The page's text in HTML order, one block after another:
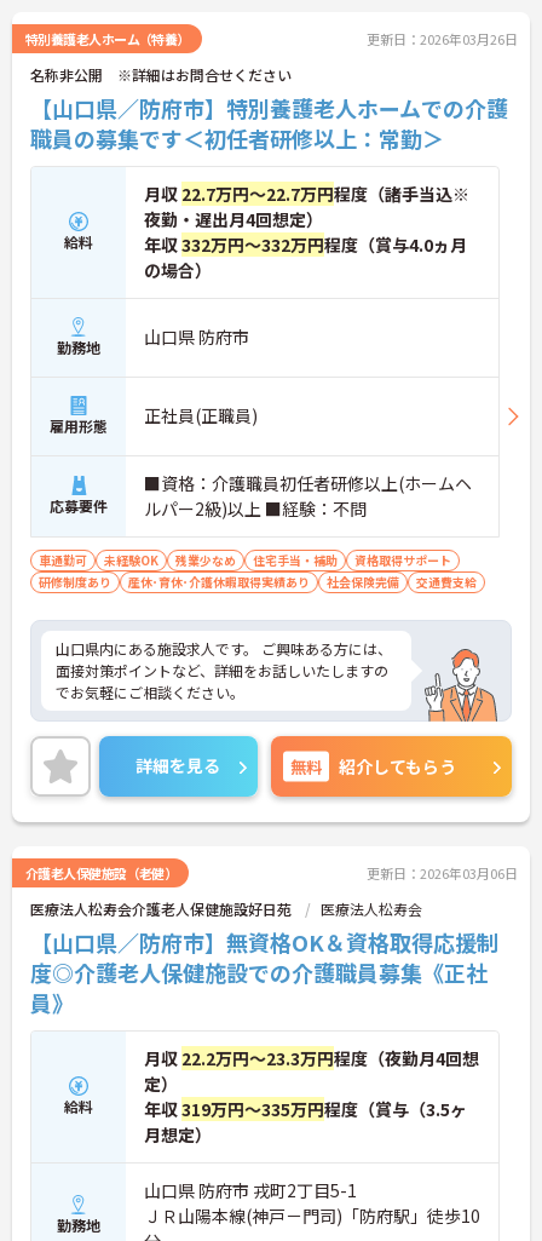
特別養護老人ホーム（特養） 更新日：2026年03月26日
名称非公開 ※詳細はお問合せください
【山口県／防府市】特別養護老人ホームでの介護
職員の募集です＜初任者研修以上：常勤＞
給料
月収 22.7万円～22.7万円程度（諸手当込※
夜勤・遅出月4回想定）
年収332万円～332万円程度（賞与4.0ヵ月
の場合）
勤務地 山口県 防府市
雇用形態 正社員(正職員)
応募要件
■資格：介護職員初任者研修以上(ホームヘ
ルパー2級)以上 ■経験：不問
車通勤可 未経験OK 残業少なめ 住宅手当・補助
資格取得サポート
研修制度あり
産休･育休･介護休暇取得実績あり 社会保険完備 交通費支給
山口県内にある施設求人です。 ご興味ある方には、
面接対策ポイントなど、詳細をお話しいたしますの
でお気軽にご相談ください。
詳細を見る 無料 紹介してもらう
介護老人保健施設（老健） 更新日：2026年03月06日
医療法人松寿会介護老人保健施設好日苑 医療法人松寿会
【山口県／防府市】無資格OK＆資格取得応援制
度◎介護老人保健施設での介護職員募集《正社
員》
給料
月収 22.2万円～23.3万円程度（夜勤月4回想
定）
年収319万円～335万円程度（賞与（3.5ヶ
月想定）
勤務地
山口県 防府市 戎町2丁目5-1
ＪＲ山陽本線(神戸－門司)「防府駅」徒歩10